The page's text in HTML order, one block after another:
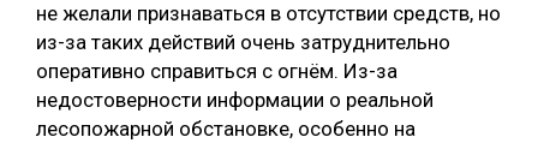
не желали признаваться в отсутствии средств, но
из-за таких действий очень затруднительно
оперативно справиться с огнём. Из-за
недостоверности информации о реальной
лесопожарной обстановке, особенно на